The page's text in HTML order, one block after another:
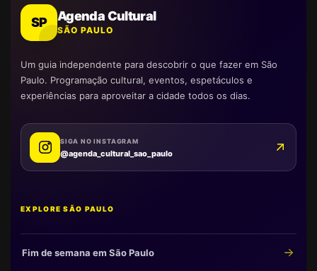
SP Agenda Cultural
SÃO PAULO
Um guia independente para descobrir o que fazer em São
Paulo. Programação cultural, eventos, espetáculos e
experiências para aproveitar a cidade todos os dias.
SIGA NO INSTAGRAM
@agenda_cultural_sao_paulo
EXPLORE SÃO PAULO
Fim de semana em São Paulo